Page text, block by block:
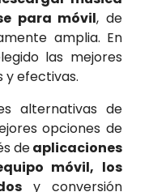
para móvil, de
amplia. En
las mejores
y efectivas.
alternativas de
opciones de
deaplicaciones
móvil, los
y conversión